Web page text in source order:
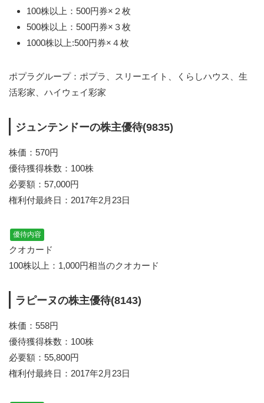
100株以上：500円券×２枚
500株以上：500円券×３枚
1000株以上:500円券×４枚
ポプラグループ：ポプラ、スリーエイト、くらしハウス、生
活彩家、ハイウェイ彩家
ジュンテンドーの株主優待(9835)
株価：570円
優待獲得株数：100株
必要額：57,000円
権利付最終日：2017年2月23日
優待内容
クオカード
100株以上：1,000円相当のクオカード
ラピーヌの株主優待(8143)
株価：558円
優待獲得株数：100株
必要額：55,800円
権利付最終日：2017年2月23日